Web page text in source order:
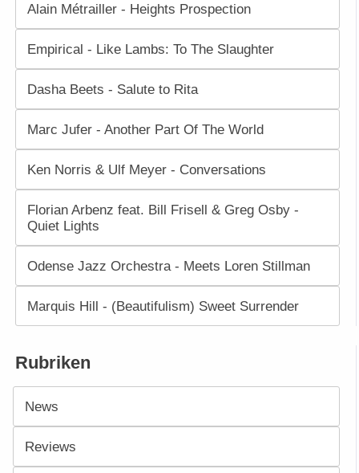
Alain Métrailler - Heights Prospection
Empirical - Like Lambs: To The Slaughter
Dasha Beets - Salute to Rita
Marc Jufer - Another Part Of The World
Ken Norris & Ulf Meyer - Conversations
Florian Arbenz feat. Bill Frisell & Greg Osby -
Quiet Lights
Odense Jazz Orchestra - Meets Loren Stillman
Marquis Hill - (Beautifulism) Sweet Surrender
Rubriken
News
Reviews